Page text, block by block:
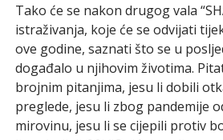
Tako će se nakon drugog vala
istraživanja, koje će se odvijati
ove godine, saznati što se u
događalo u njihovim životima.
brojnim pitanjima, jesu li dobili
preglede, jesu li zbog pandemije
mirovinu, jesu li se cijepili protiv